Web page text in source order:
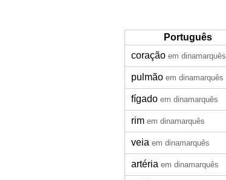
Português
coração em dinamarquês
pulmão em dinamarquês
fígado em dinamarquês
rim em dinamarquês
veia em dinamarquês
artéria em dinamarquês